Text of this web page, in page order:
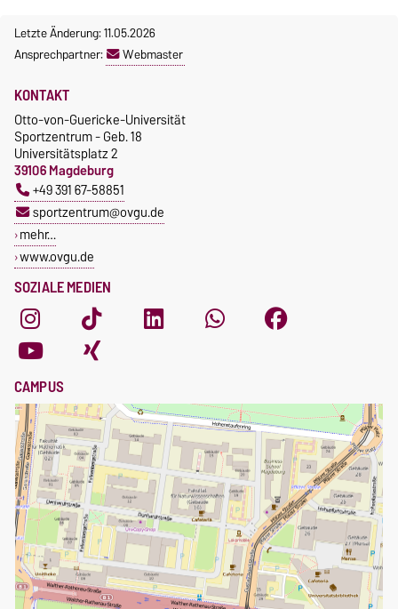
Letzte Änderung: 11.05.2026
Ansprechpartner:
Webmaster
SOZIALE MEDIEN
KONTAKT
Otto-von-Guericke-Universität
Sportzentrum - Geb. 18
Universitätsplatz 2
39106 Magdeburg
+49 391 67-58851
sportzentrum@ovgu.de
mehr…
www.ovgu.de
CAMPUS